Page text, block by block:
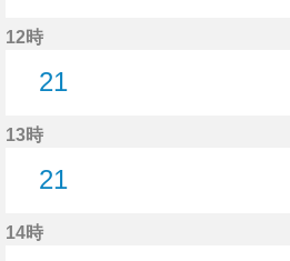
12時
21
13時
21
14時